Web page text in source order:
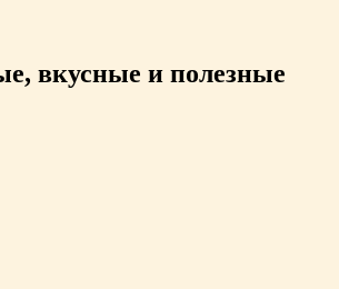
вкусные и полезные